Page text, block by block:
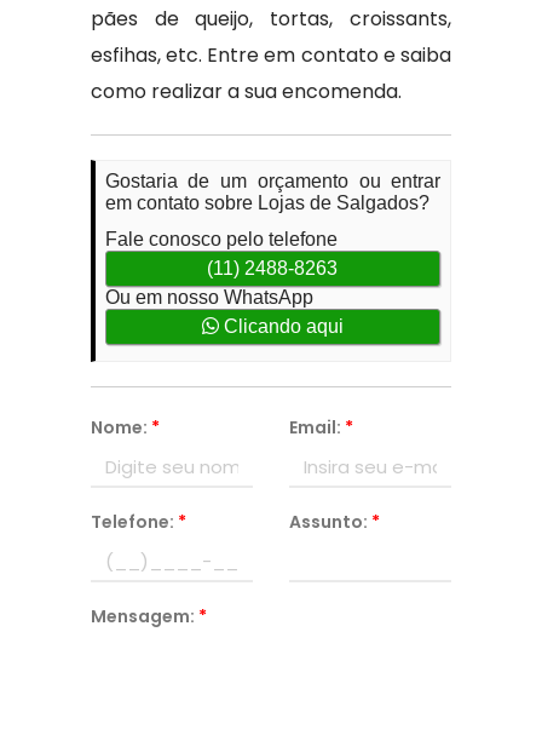
pães de queijo, tortas, croissants,
esfihas, etc. Entre em contato e saiba
como realizar a sua encomenda.
Gostaria de um orçamento ou entrar
em contato sobre Lojas de Salgados?
Fale conosco pelo telefone
(11) 2488-8263
Ou em nosso WhatsApp
Clicando aqui
Nome: * Email: *
Telefone: * Assunto: *
Mensagem: *